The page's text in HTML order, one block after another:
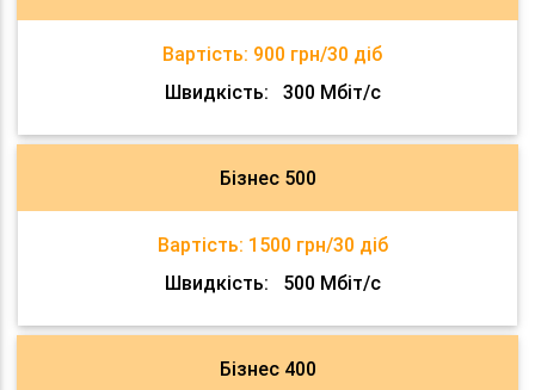
Вартість: 900 грн/30 діб
Швидкість:
300 Мбіт/с
Бізнес 500
Вартість: 1500 грн/30 діб
Швидкість:
500 Мбіт/с
Бізнес 400